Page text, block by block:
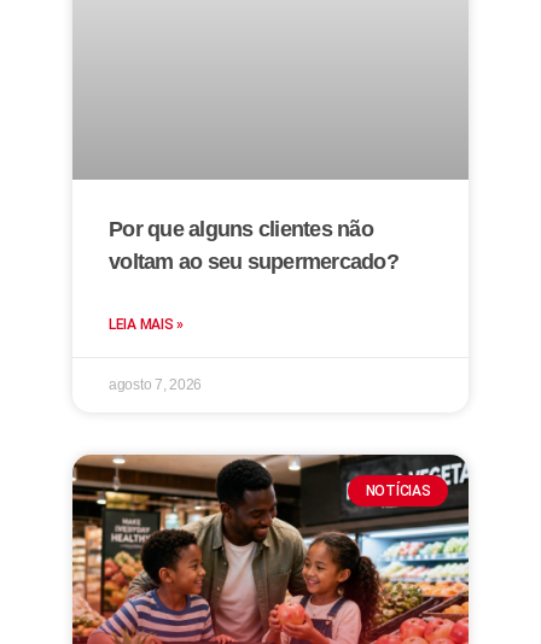
Por que alguns clientes não
voltam ao seu supermercado?
LEIA MAIS »
agosto 7, 2026
NOTÍCIAS